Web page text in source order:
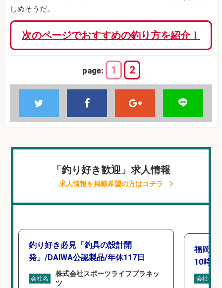
しめそうだ。
次のページでおすすめの釣り方を紹介！
page: 1 2
「釣り好き歓迎」求人情報
求人情報を掲載希望の方はコチラ
釣り好き必見「釣具の設計開
発」/DAIWA公認製品/年休117日
会社名
株式会社スポーツライフプラネッ
ツ
福岡「
10時間
会社名